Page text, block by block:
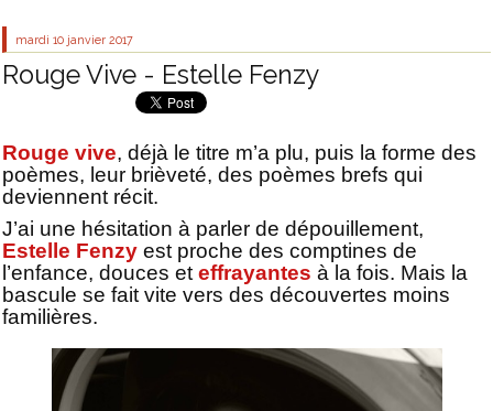
mardi 10 janvier 2017
Rouge Vive - Estelle Fenzy
Rouge vive, déjà le titre m’a plu, puis la forme des
poèmes, leur brièveté, des poèmes brefs qui
deviennent récit.
J’ai une hésitation à parler de dépouillement,
Estelle Fenzy est proche des comptines de
l’enfance, douces et effrayantes à la fois. Mais la
bascule se fait vite vers des découvertes moins
familières.